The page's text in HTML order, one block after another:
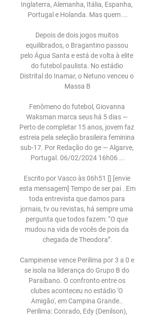
Inglaterra, Alemanha, Itália, Espanha,
Portugal e Holanda. Mas quem ...
Depois de dois jogos muitos
equilibrados, o Bragantino passou
pelo Água Santa e está de volta à elite
do futebol paulista. No estádio
Distrital do Inamar, o Netuno venceu o
Massa B
Fenômeno do futebol, Giovanna
Waksman marca seus há 5 dias —
Perto de completar 15 anos, jovem faz
estreia pela seleção brasileira feminina
sub-17. Por Redação do ge — Algarve,
Portugal. 06/02/2024 16h06 ...
Escrito por Vasco às 06h51 [] [envie
esta mensagem] Tempo de ser pai . Em
toda entrevista que damos para
jornais, tv ou revistas, há sempre uma
pergunta que todos fazem: “O que
mudou na vida de vocês de pois da
chegada de Theodora”.
Campinense vence Perilima por 3 a 0 e
se isola na liderança do Grupo B do
Paraibano. O confronto entre os
clubes aconteceu no estádio 'O
Amigão', em Campina Grande..
Perilima: Conrado, Edy (Denilson),